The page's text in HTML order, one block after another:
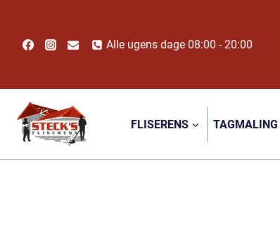
indhold
Alle ugens dage 08:00 - 20:00
FLISERENS TAGMALING